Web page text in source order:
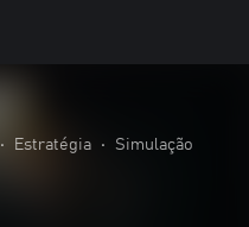
• Estratégia • Simulação